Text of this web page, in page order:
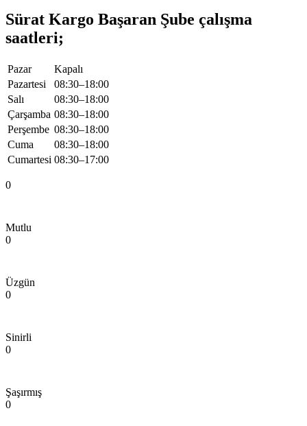
Sürat Kargo Başaran Şube çalışma
saatleri;
Pazar
Kapalı
Pazartesi
08:30–18:00
Salı
08:30–18:00
Çarşamba 08:30–18:00
Perşembe 08:30–18:00
Cuma
08:30–18:00
Cumartesi 08:30–17:00
0
Mutlu
0
Üzgün
0
Sinirli
0
Şaşırmış
0